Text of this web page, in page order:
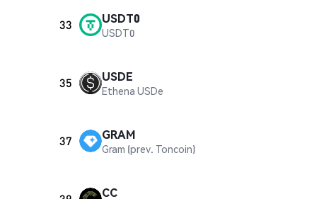
33 USDT0
USDT0
35 USDE
Ethena USDe
37 GRAM
Gram (prev. Toncoin)
CC